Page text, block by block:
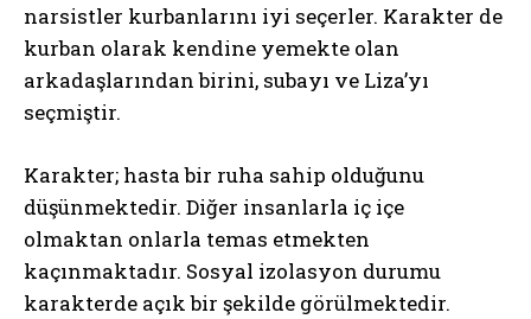
narsistler kurbanlarını iyi seçerler. Karakter de
kurban olarak kendine yemekte olan
arkadaşlarından birini, subayı ve Liza’yı
seçmiştir.
Karakter; hasta bir ruha sahip olduğunu
düşünmektedir. Diğer insanlarla iç içe
olmaktan onlarla temas etmekten
kaçınmaktadır. Sosyal izolasyon durumu
karakterde açık bir şekilde görülmektedir.